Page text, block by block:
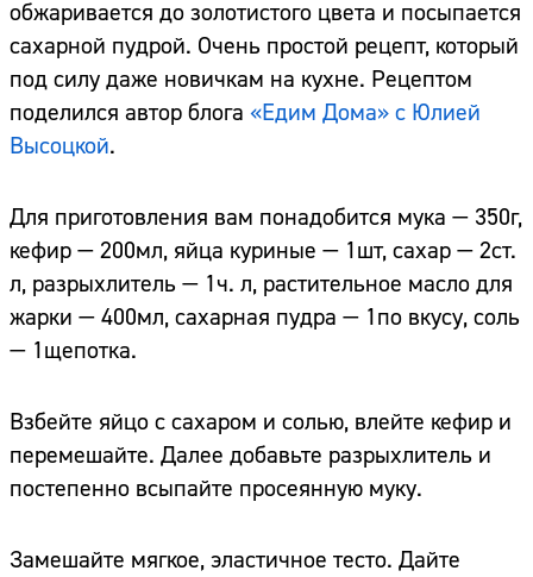
обжаривается до золотистого цвета и посыпается
сахарной пудрой. Очень простой рецепт, который
под силу даже новичкам на кухне. Рецептом
поделился автор блога «Едим Дома» с Юлией
Высоцкой.
Для приготовления вам понадобится мука — 350г,
кефир — 200мл, яйца куриные — 1шт, сахар — 2ст.
л, разрыхлитель — 1ч. л, растительное масло для
жарки — 400мл, сахарная пудра — 1по вкусу, соль
— 1щепотка.
Взбейте яйцо с сахаром и солью, влейте кефир и
перемешайте. Далее добавьте разрыхлитель и
постепенно всыпайте просеянную муку.
Замешайте мягкое, эластичное тесто. Дайте